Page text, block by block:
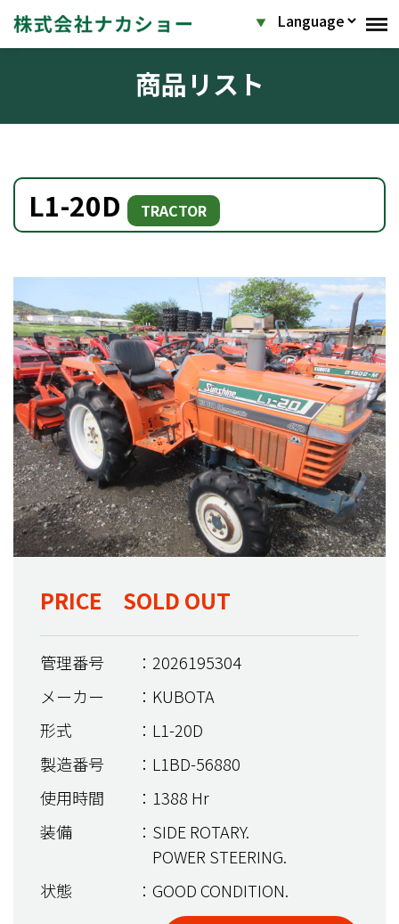
商品リスト
L1-20D TRACTOR
PRICE SOLD OUT
管理番号
：2026195304
メーカー
：KUBOTA
形式
：L1-20D
製造番号
：L1BD-56880
使用時間
：1388 Hr
装備
：SIDE ROTARY.
POWER STEERING.
状態
：GOOD CONDITION.